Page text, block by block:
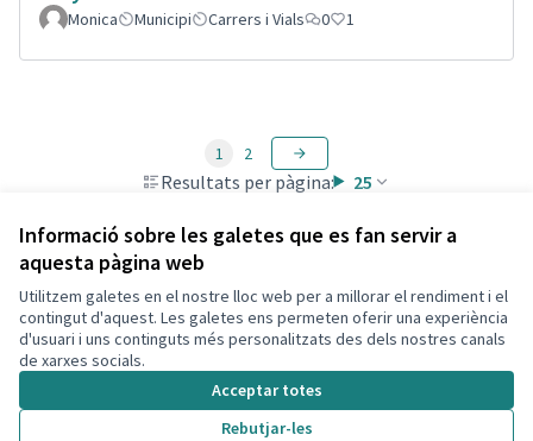
Informació sobre les galetes que es fan servir a
aquesta pàgina web
Utilitzem galetes en el nostre lloc web per a millorar el rendiment i el
contingut d'aquest. Les galetes ens permeten oferir una experiència
d'usuari i uns continguts més personalitzats des dels nostres canals
de xarxes socials.
Acceptar totes
Rebutjar-les
Monica Municipi Carrers i Vials 0 1
Resultats per pàgina: 25
1 2
Termes i condicions d'ús
Configuració de les galetes
Decidim Calafell a X
(Enllaç extern)
Decidim Calafell a Facebook
Decidim Calafell a YouTube
Decidim Calafell a GitHub
(Enllaç extern)